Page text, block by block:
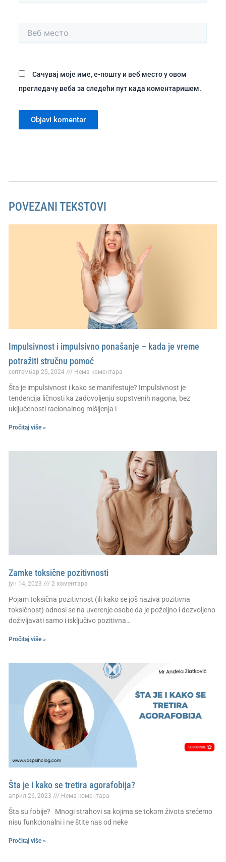
Веб
место
Сачувај моје име, е-пошту и веб место у овом
прегледачу веба за следећи пут када коментаришем.
POVEZANI TEKSTOVI
Impulsivnost i impulsivno ponašanje – kada je vreme
potražiti stručnu pomoć
септембар 25, 2024 Нема коментара
Šta je impulsivnost i kako se manifestuje? Impulsivnost je
tendencija ličnosti ka zadovoljenju sopstvenih nagona, bez
uključenosti racionalnog mišljenja i
Pročitaj više »
Zamke toksične pozitivnosti
јун 14, 2023 2 коментара
Pojam toksična pozitivnost (ili kako se još naziva pozitivna
toksičnost) odnosi se na uverenje osobe da je poželjno i dozvoljeno
doživljavati samo i isključivo pozitivna…
Pročitaj više »
Šta je i kako se tretira agorafobija?
април 26, 2023 Нема коментара
Šta su fobije? Mnogi strahovi sa kojima se tokom života srećemo
nisu funkcionalni i ne štite nas od neke
Pročitaj više »